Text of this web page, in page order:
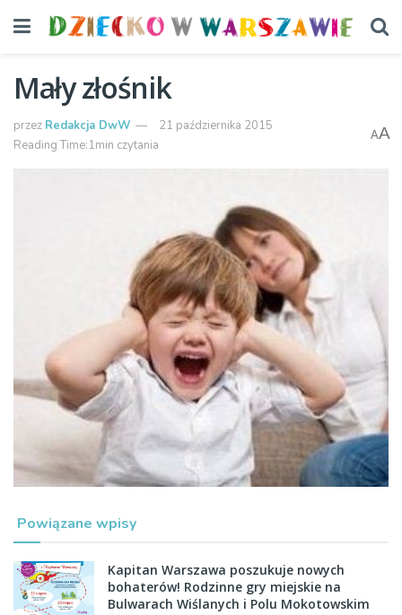
Mały złośnik
przez Redakcja DwW
21 października 2015
Reading Time:1min czytania
AA
Powiązane wpisy
Kapitan Warszawa poszukuje nowych
bohaterów! Rodzinne gry miejskie na
Bulwarach Wiślanych i Polu Mokotowskim